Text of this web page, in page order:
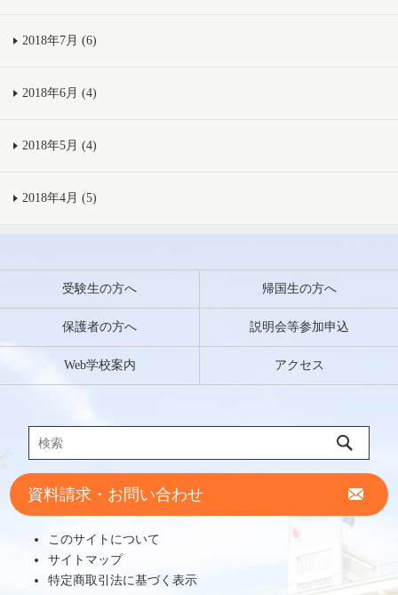
2018年7月 (6)
2018年6月 (4)
2018年5月 (4)
2018年4月 (5)
受験生の方へ 帰国生の方へ
保護者の方へ 説明会等参加申込
Web学校案内 アクセス
資料請求・お問い合わせ
このサイトについて
サイトマップ
特定商取引法に基づく表示